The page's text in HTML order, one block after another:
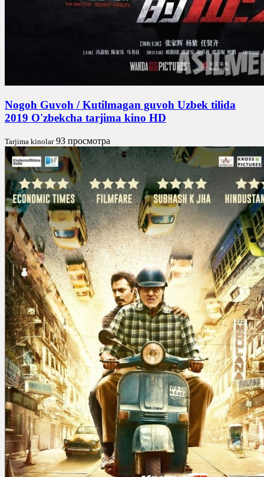
Nogoh Guvoh / Kutilmagan guvoh Uzbek tilida
2019 O'zbekcha tarjima kino HD
Tarjima kinolar 93 просмотра